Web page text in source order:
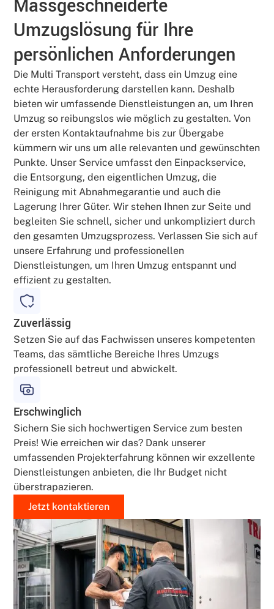
Massgeschneiderte
Umzugslösung für Ihre
persönlichen Anforderungen
Die Multi Transport versteht, dass ein Umzug eine
echte Herausforderung darstellen kann. Deshalb
bieten wir umfassende Dienstleistungen an, um Ihren
Umzug so reibungslos wie möglich zu gestalten. Von
der ersten Kontaktaufnahme bis zur Übergabe
kümmern wir uns um alle relevanten und gewünschten
Punkte. Unser Service umfasst den Einpackservice,
die Entsorgung, den eigentlichen Umzug, die
Reinigung mit Abnahmegarantie und auch die
Lagerung Ihrer Güter. Wir stehen Ihnen zur Seite und
begleiten Sie schnell, sicher und unkompliziert durch
den gesamten Umzugsprozess. Verlassen Sie sich auf
unsere Erfahrung und professionellen
Dienstleistungen, um Ihren Umzug entspannt und
effizient zu gestalten.
Zuverlässig
Setzen Sie auf das Fachwissen unseres kompetenten
Teams, das sämtliche Bereiche Ihres Umzugs
professionell betreut und abwickelt.
Erschwinglich
Sichern Sie sich hochwertigen Service zum besten
Preis! Wie erreichen wir das? Dank unserer
umfassenden Projekterfahrung können wir exzellente
Dienstleistungen anbieten, die Ihr Budget nicht
überstrapazieren.
Jetzt kontaktieren